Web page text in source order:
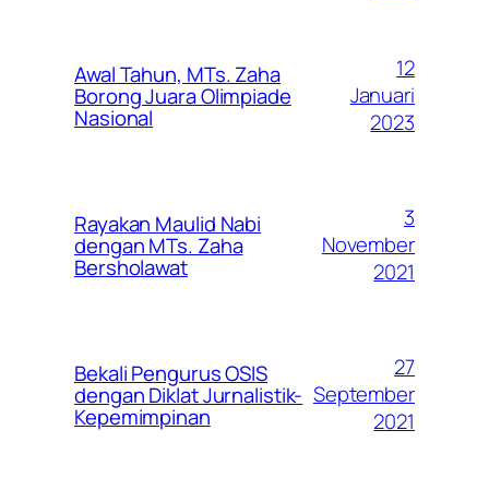
Awal Tahun, MTs. Zaha
Borong Juara Olimpiade
Nasional
12
Januari
2023
Rayakan Maulid Nabi
dengan MTs. Zaha
Bersholawat
3
November
2021
Bekali Pengurus OSIS
dengan Diklat Jurnalistik-
Kepemimpinan
27
September
2021